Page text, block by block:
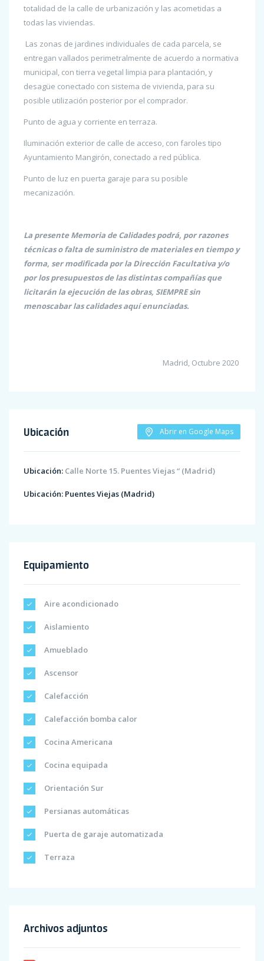
totalidad de la calle de urbanización y las acometidas a
todas las viviendas.
Las zonas de jardines individuales de cada parcela, se
entregan vallados perimetralmente de acuerdo a normativa
municipal, con tierra vegetal limpia para plantación, y
desagüe conectado con sistema de vivienda, para su
posible utilización posterior por el comprador.
Punto de agua y corriente en terraza.
Iluminación exterior de calle de acceso, con faroles tipo
Ayuntamiento Mangirón, conectado a red pública.
Punto de luz en puerta garaje para su posible
mecanización.
La presente Memoria de Calidades podrá, por razones
técnicas o falta de suministro de materiales en tiempo y
forma, ser modificada por la Dirección Facultativa y/o
por los presupuestos de las distintas compañías que
licitarán la ejecución de las obras, SIEMPRE sin
menoscabar las calidades aquí enunciadas.
Madrid, Octubre 2020
Ubicación Abrir en Google Maps
Ubicación: Calle Norte 15. Puentes Viejas “ (Madrid)
Ubicación: Puentes Viejas (Madrid)
Equipamiento
Aire acondicionado
Aislamiento
Amueblado
Ascensor
Calefacción
Calefacción bomba calor
Cocina Americana
Cocina equipada
Orientación Sur
Persianas automáticas
Puerta de garaje automatizada
Terraza
Archivos adjuntos